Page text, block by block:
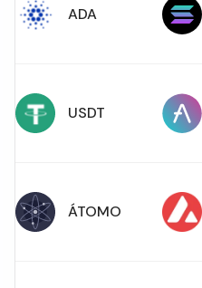
ADA
USDT
ÁTOMO